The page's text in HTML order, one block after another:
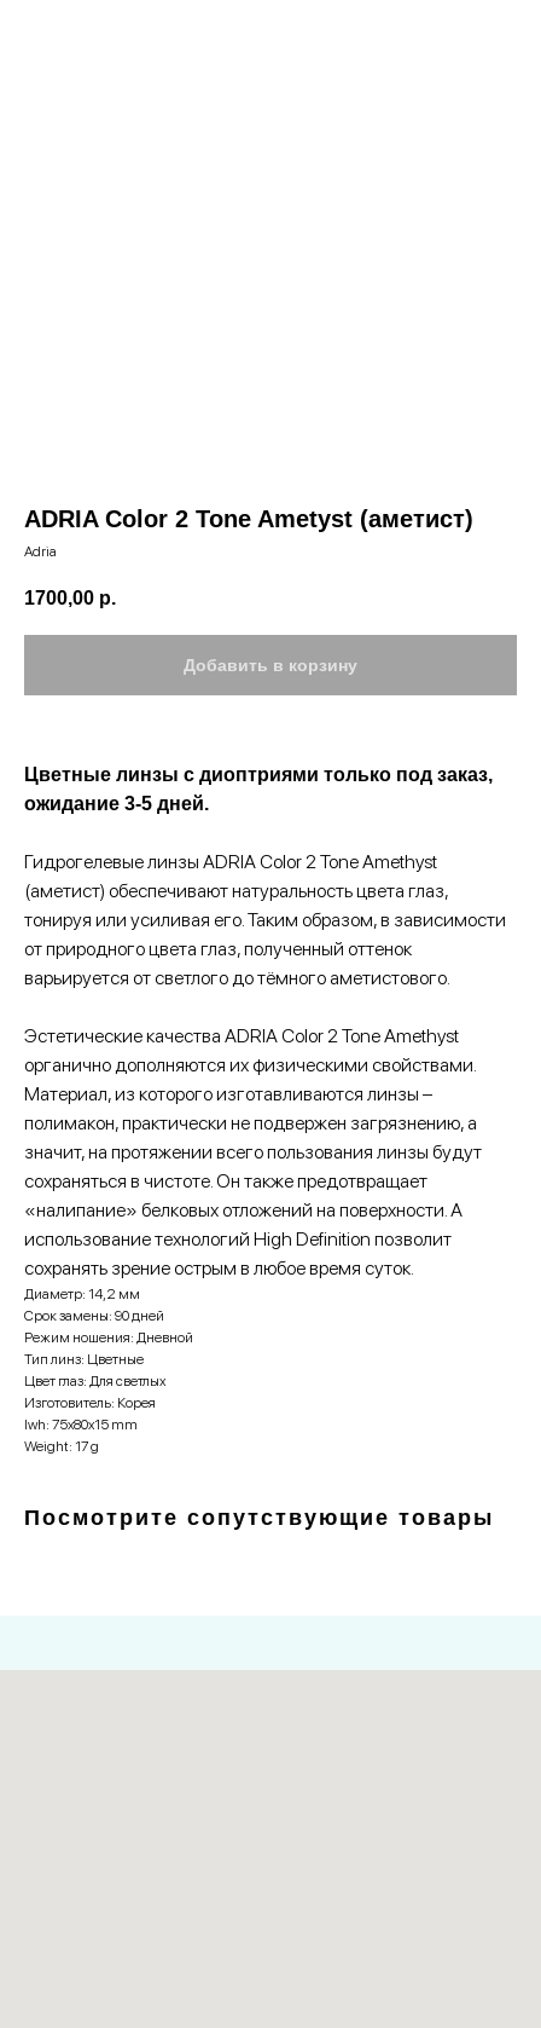
ADRIA Color 2 Tone Ametyst (аметист)
Adria
1700,00 р.
Добавить в корзину
Цветные линзы с диоптриями только под заказ,
ожидание 3-5 дней.
Гидрогелевые линзы ADRIA Color 2 Tone Amethyst
(аметист) обеспечивают натуральность цвета глаз,
тонируя или усиливая его. Таким образом, в зависимости
от природного цвета глаз, полученный оттенок
варьируется от светлого до тёмного аметистового.
Эстетические качества ADRIA Color 2 Tone Amethyst
органично дополняются их физическими свойствами.
Материал, из которого изготавливаются линзы –
полимакон, практически не подвержен загрязнению, а
значит, на протяжении всего пользования линзы будут
сохраняться в чистоте. Он также предотвращает
«налипание» белковых отложений на поверхности. А
использование технологий High Definition позволит
сохранять зрение острым в любое время суток.
Диаметр: 14,2 мм
Срок замены: 90 дней
Режим ношения: Дневной
Тип линз: Цветные
Цвет глаз: Для светлых
Изготовитель: Корея
lwh: 75x80x15 mm
Weight: 17 g
Посмотрите сопутствующие товары